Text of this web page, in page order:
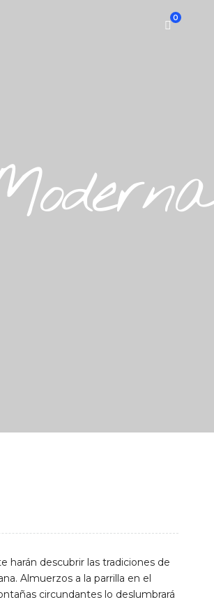
0
harán descubrir las tradiciones de
Almuerzos a la parrilla en el
circundantes lo deslumbrará